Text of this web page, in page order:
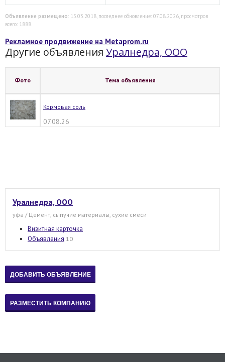
Объявление размещено: 15.03.2018, последнее обновление: 07.08.2026, просмотров
всего: 1888.
Рекламное продвижение на Metaprom.ru
Другие объявления Уралнедра, ООО
Фото Тема объявления
Кормовая соль
07.08.26
Уралнедра, ООО
уфа / Цемент, сыпучие материалы, сухие смеси
Визитная карточка
Объявления 10